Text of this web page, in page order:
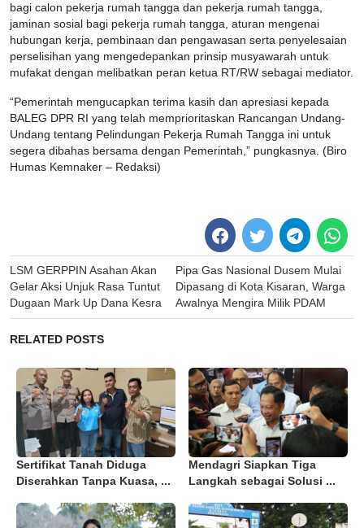
bagi calon pekerja rumah tangga dan pekerja rumah tangga,
jaminan sosial bagi pekerja rumah tangga, aturan mengenai
hubungan kerja, pembinaan dan pengawasan serta penyelesaian
perselisihan yang mengedepankan prinsip musyawarah untuk
mufakat dengan melibatkan peran ketua RT/RW sebagai mediator.
“Pemerintah mengucapkan terima kasih dan apresiasi kepada
BALEG DPR RI yang telah memprioritaskan Rancangan Undang-
Undang tentang Pelindungan Pekerja Rumah Tangga ini untuk
segera dibahas bersama dengan Pemerintah,” pungkasnya. (Biro
Humas Kemnaker – Redaksi)
Post
navigation
LSM GERPPIN Asahan Akan
Gelar Aksi Unjuk Rasa Tuntut
Dugaan Mark Up Dana Kesra
Pipa Gas Nasional Dusem Mulai
Dipasang di Kota Kisaran, Warga
Awalnya Mengira Milik PDAM
RELATED POSTS
Sertifikat Tanah Diduga
Diserahkan Tanpa Kuasa, ...
Mendagri Siapkan Tiga
Langkah sebagai Solusi ...